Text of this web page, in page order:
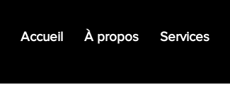
Accueil À propos Services